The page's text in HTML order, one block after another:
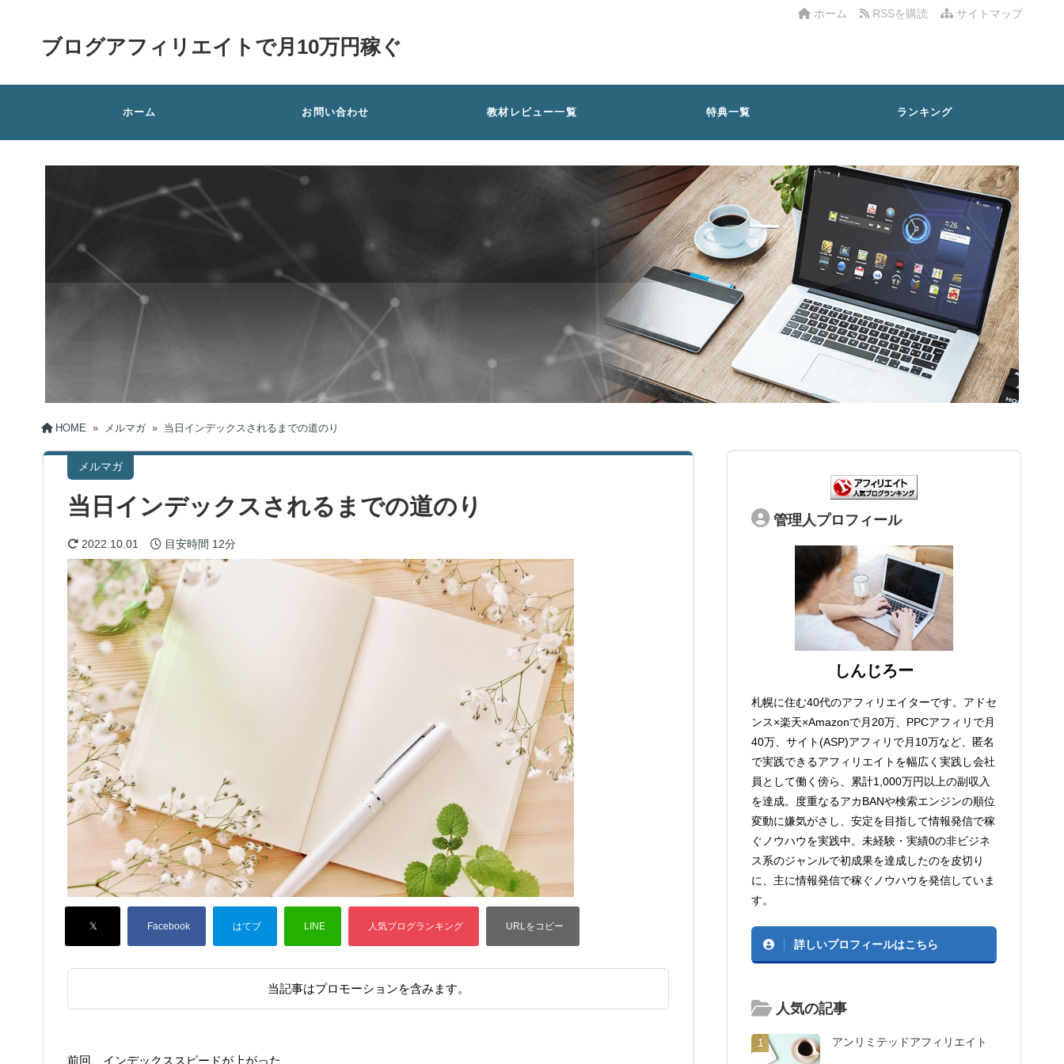
サイトマップ
RSSを購読
ホーム
ブログアフィリエイトで月10万円稼ぐ
ホーム お問い合わせ 教材レビュー一覧 特典一覧 ランキング
HOME » メルマガ» 当日インデックスされるまでの道のり
メルマガ
当日インデックスされるまでの道のり
2022.10.01 目安時間 12分
当記事はプロモーションを含みます。
前回、インデックススピードが上がった
管理人プロフィール
しんじろー
札幌に住む40代のアフィリエイターです。アドセ
ンス×楽天×Amazonで月20万、PPCアフィリで月
40万、サイト(ASP)アフィリで月10万など、匿名
で実践できるアフィリエイトを幅広く実践し会社
員として働く傍ら、累計1,000万円以上の副収入
を達成。度重なるアカBANや検索エンジンの順位
変動に嫌気がさし、安定を目指して情報発信で稼
ぐノウハウを実践中。未経験・実績0の非ビジネ
ス系のジャンルで初成果を達成したのを皮切り
に、主に情報発信で稼ぐノウハウを発信していま
す。
詳しいプロフィールはこちら
人気の記事
1 アンリミテッドアフィリエイト